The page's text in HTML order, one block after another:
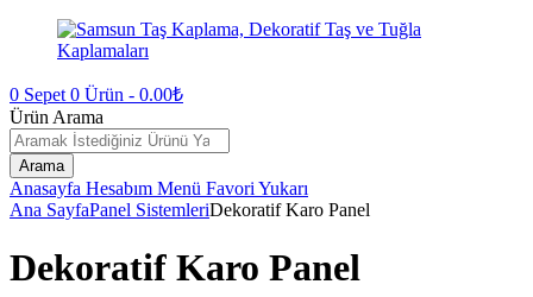
0 Sepet 0 Ürün - 0.00₺
Ürün Arama
Arama
Anasayfa Hesabım Menü Favori Yukarı
Ana SayfaPanel SistemleriDekoratif Karo Panel
Dekoratif Karo Panel